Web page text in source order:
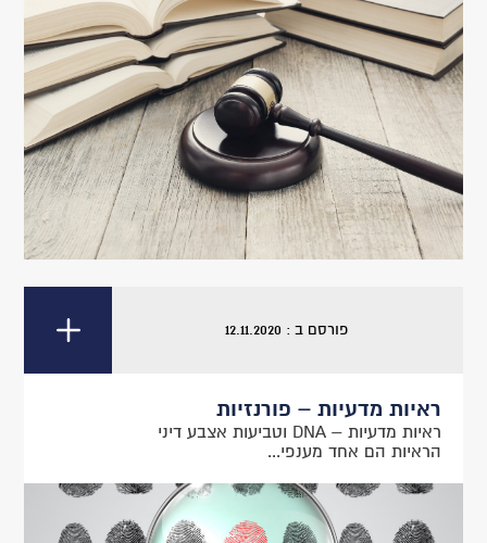
פורסם ב : 12.11.2020
ראיות מדעיות – פורנזיות
ראיות מדעיות – DNA וטביעות אצבע דיני
הראיות הם אחד מענפי...